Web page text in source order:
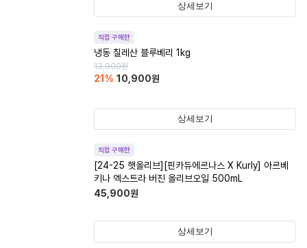
상세보기
직접 구매한
냉동 칠레산 블루베리 1kg
13,900원
21 % 10,900원
상세보기
직접 구매한
[24-25 햇올리브][핀카듀에르나스 X Kurly] 아르베
키나 엑스트라 버진 올리브오일 500mL
45,900원
상세보기